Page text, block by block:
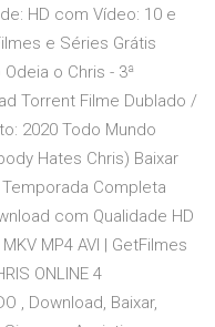
HD com Vídeo: 10 e
e Séries Grátis
o Chris - 3ª
Torrent Filme Dublado /
2020 Todo Mundo
Hates Chris) Baixar
Completa
com Qualidade HD
MP4 AVI | GetFilmes
ONLINE 4
, Download, Baixar,